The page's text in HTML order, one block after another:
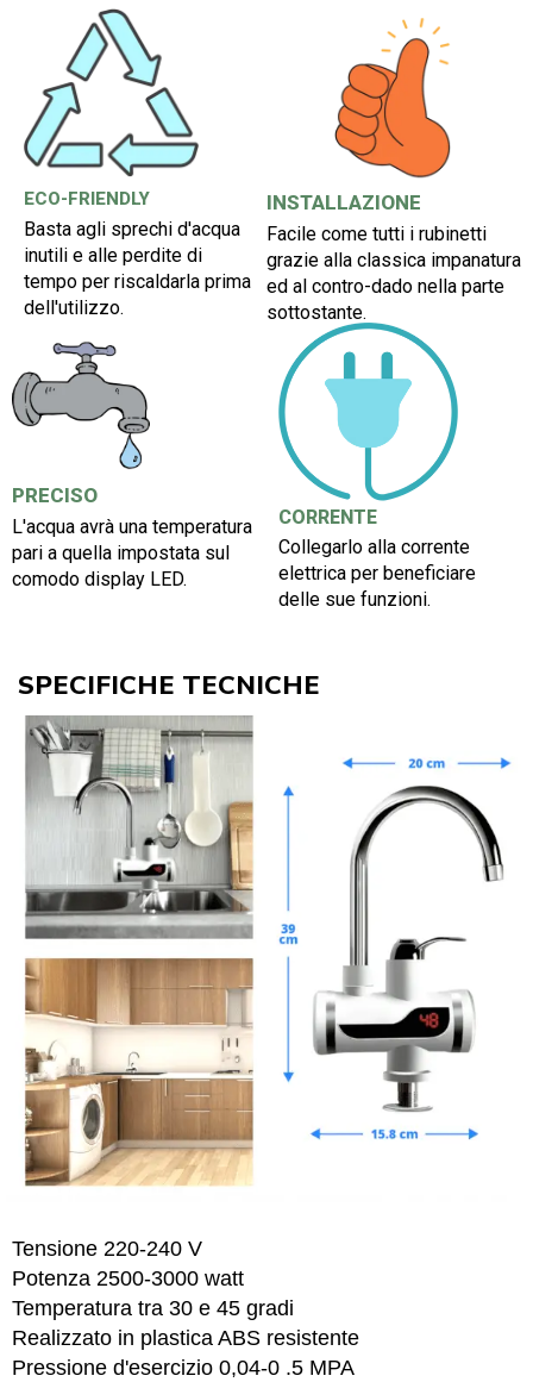
ECO-FRIENDLY
Basta agli sprechi d'acqua
inutili e alle perdite di
tempo per riscaldarla prima
dell'utilizzo.
INSTALLAZIONE
Facile come tutti i rubinetti
grazie alla classica impanatura
ed al contro-dado nella parte
sottostante.
PRECISO
L'acqua avrà una temperatura
pari a quella impostata sul
comodo display LED.
CORRENTE
Collegarlo alla corrente
elettrica per beneficiare
delle sue funzioni.
SPECIFICHE TECNICHE
Tensione 220-240 V
Potenza 2500-3000 watt
Temperatura tra 30 e 45 gradi
Realizzato in plastica ABS resistente
Pressione d'esercizio 0,04-0 .5 MPA